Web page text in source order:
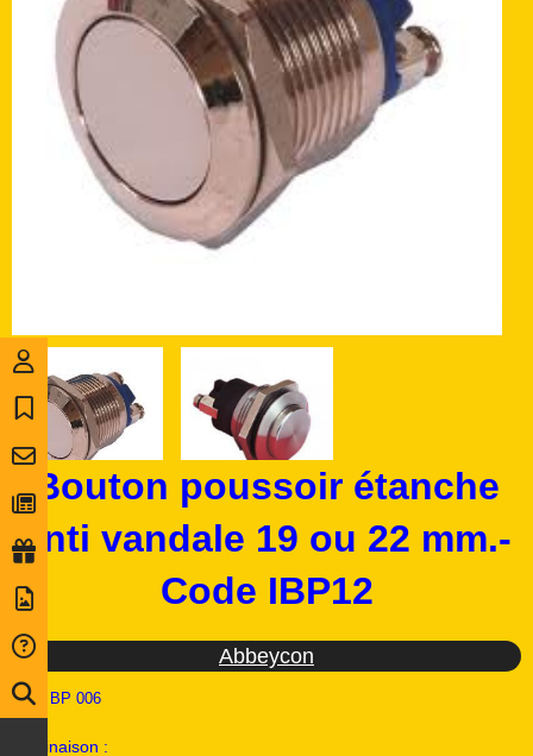
Bouton poussoir étanche
anti vandale 19 ou 22 mm.-
Code IBP12
Abbeycon
Ref : BP 006
Déclinaison :